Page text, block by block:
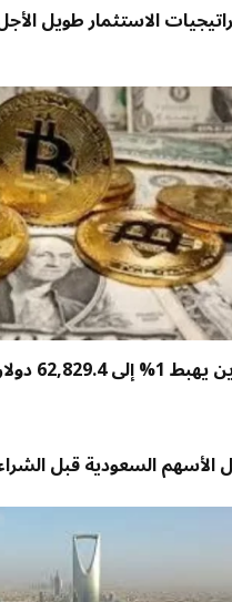
الاستثمار طويل
سعر
الأسهم السعودية قبل